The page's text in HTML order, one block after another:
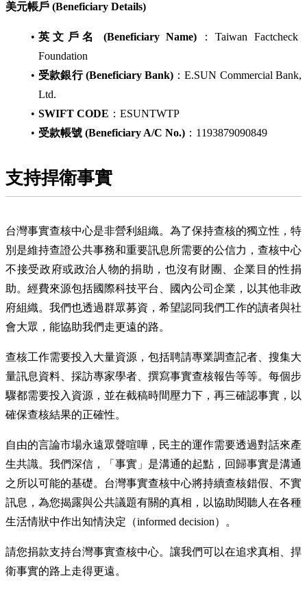
美元帳戶 (Beneficiary Details)
英文戶名 (Beneficiary Name) ：Taiwan Factcheck
Foundation
受款銀行 (Beneficiary Bank) ：E.SUN Commercial Bank,
Ltd.
SWIFT CODE ：ESUNTWTP
受款帳號 (Beneficiary A/C No.) ：1193879090849
支持捍衛事實
台灣事實查核中心是非營利組織。為了保持查核的獨立性，特
別是維持查證公共事務和重要訊息所需要的公信力，查核中心
不接受政府或政治人物的捐助，也沒有財團、企業目的性捐
助。經費來源包括國際科技平台、國內公司企業，以其他非政
府組織。我們也透過群眾募資，希望認同我們工作的讀者與社
會大眾，能協助我們走更遠的路。
查核工作需要投入大量資源，包括聘請專業調查記者、搜集大
量訊息資料、採訪專家學者、撰寫事實查核報告等等。每個步
驟都需要投入資源，並在截稿時間壓力下，再三確認事實，以
確保查核結果的正確性。
自由的言論市場永遠眾聲喧嘩，民主的運作需要透過對話來產
生共識。我們深信，「事實」是溝通的起點，回歸事實是溝通
之所以可能的基礎。台灣事實查核中心將持續查核錯假、不實
訊息，為您揭露與公共議題有關的真相，以協助閱聽人在各種
生活情狀中作出知情決定（informed decision）。
請您捐款支持台灣事實查核中心。讓我們可以在追求真相、捍
衛事實的路上走得更遠。